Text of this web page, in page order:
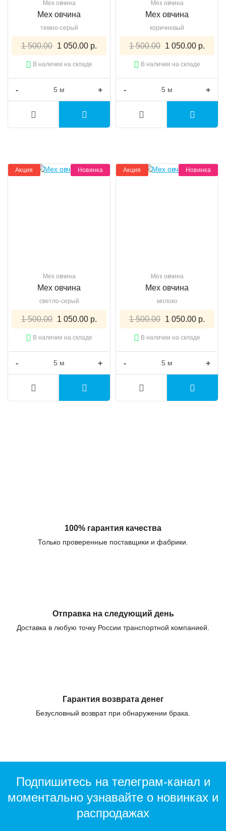
Мех овчина
Мех овчина
темно-серый
1 500.00 1 050.00 р.
В наличии на складе
- +
Мех овчина
Мех овчина
коричневый
1 500.00 1 050.00 р.
В наличии на складе
- +
Акция Новинка
Мех овчина
Мех овчина
светло-серый
1 500.00 1 050.00 р.
В наличии на складе
- +
Акция Новинка
Мех овчина
Мех овчина
молоко
1 500.00 1 050.00 р.
В наличии на складе
- +
100% гарантия качества
Только проверенные поставщики и фабрики.
Отправка на следующий день
Доставка в любую точку России транспортной компанией.
Гарантия возврата денег
Безусловный возврат при обнаружении брака.
Подпишитесь на телеграм-канал и
моментально узнавайте о новинках и
распродажах